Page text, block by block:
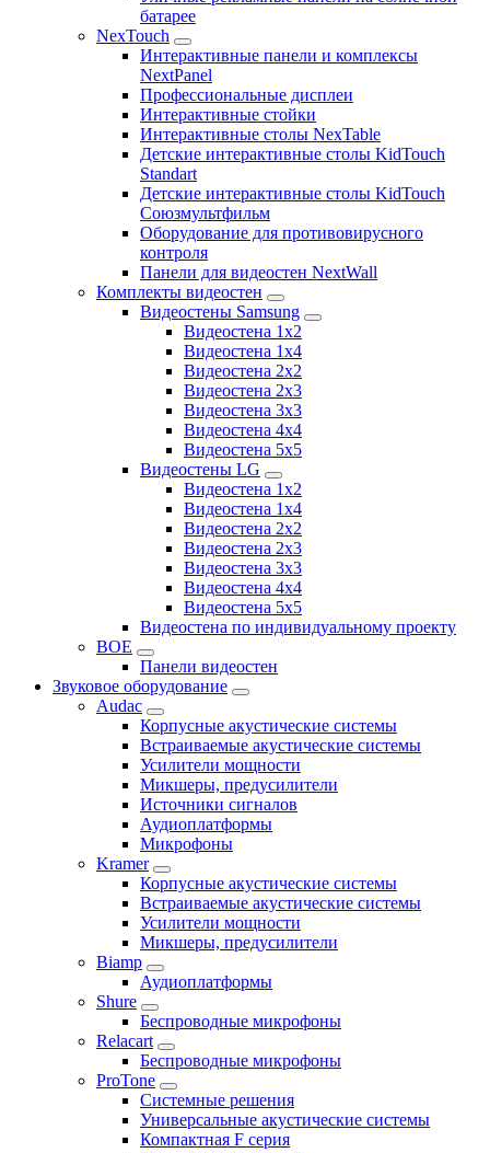
батарее
NexTouch
Интерактивные панели и комплексы
NextPanel
Профессиональные дисплеи
Интерактивные стойки
Интерактивные столы NexTable
Детские интерактивные столы KidTouch
Standart
Детские интерактивные столы KidTouch
Союзмультфильм
Оборудование для противовирусного
контроля
Панели для видеостен NextWall
Комплекты видеостен
Видеостены Samsung
Видеостена 1x2
Видеостена 1x4
Видеостена 2x2
Видеостена 2х3
Видеостена 3x3
Видеостена 4x4
Видеостена 5x5
Видеостены LG
Видеостена 1x2
Видеостена 1x4
Видеостена 2x2
Видеостена 2x3
Видеостена 3x3
Видеостена 4x4
Видеостена 5x5
Видеостена по индивидуальному проекту
BOE
Панели видеостен
Звуковое оборудование
Audac
Корпусные акустические системы
Встраиваемые акустические системы
Усилители мощности
Микшеры, предусилители
Источники сигналов
Аудиоплатформы
Микрофоны
Kramer
Корпусные акустические системы
Встраиваемые акустические системы
Усилители мощности
Микшеры, предусилители
Biamp
Аудиоплатформы
Shure
Беспроводные микрофоны
Relacart
Беспроводные микрофоны
ProTone
Системные решения
Универсальные акустические системы
Компактная F серия